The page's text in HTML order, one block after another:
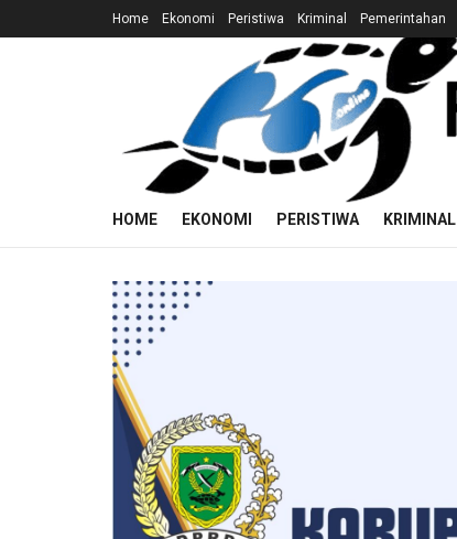
Home Ekonomi Peristiwa Kriminal Pemerintahan
HOME EKONOMI PERISTIWA KRIMINAL